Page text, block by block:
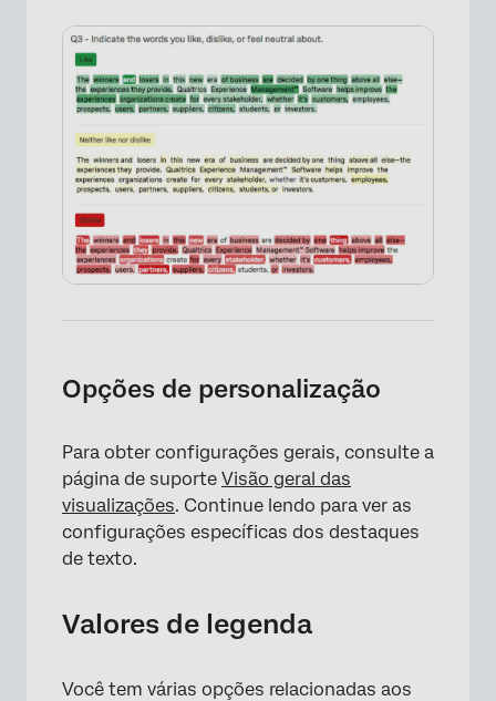
Opções de personalização
Para obter configurações gerais, consulte a
página de suporte Visão geral das
visualizações. Continue lendo para ver as
configurações específicas dos destaques
de texto.
Valores de legenda
Você tem várias opções relacionadas aos